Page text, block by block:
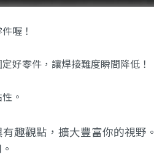
喔！
好零件，讓焊接難度瞬間降低！
。
趣觀點，擴大豐富你的視野。